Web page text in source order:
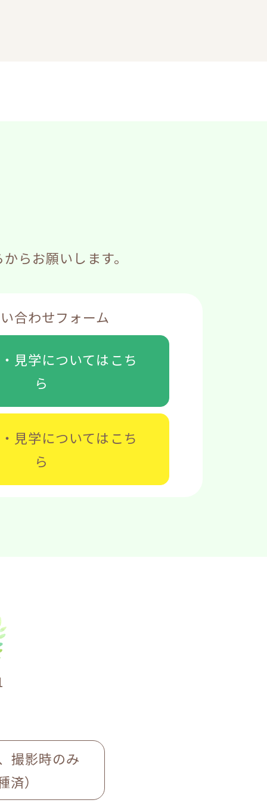
らお願いします。
合わせフォーム
見学については こち
ら
見学については こち
ら
撮影時のみ
）